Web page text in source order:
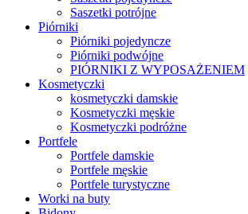
Saszetki potrójne
Piórniki
Piórniki pojedyncze
Piórniki podwójne
PIÓRNIKI Z WYPOSAŻENIEM
Kosmetyczki
kosmetyczki damskie
Kosmetyczki męskie
Kosmetyczki podróżne
Portfele
Portfele damskie
Portfele męskie
Portfele turystyczne
Worki na buty